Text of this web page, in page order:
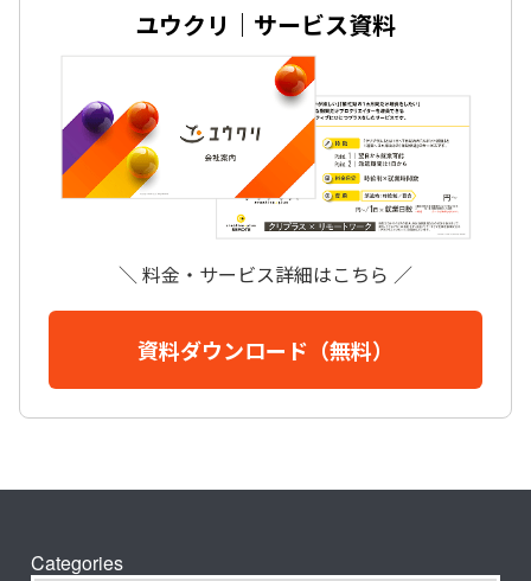
ユウクリ｜サービス資料
＼ 料金・サービス詳細はこちら ／
資料ダウンロード（無料）
Categories